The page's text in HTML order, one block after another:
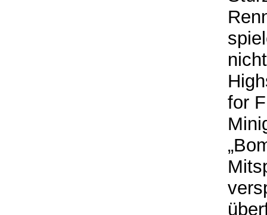
for